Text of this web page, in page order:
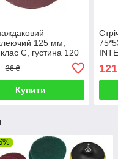
125 мм,
клас С, густина 120
BT-0518
36 ₴
Купити
121